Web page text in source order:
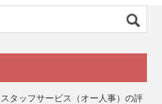
スタッフサービス（オー人事）の評